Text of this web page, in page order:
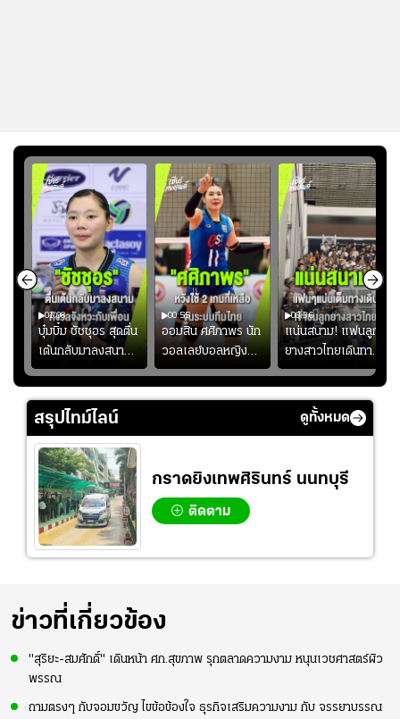
01:08
บุ๋มบิ๋ม ชัชชุอร สุดตื่น
เต้นกลับมาลงสนาม
ให้ทีมชาติ แอบกังวล
จังหวะไม่เข้ากับเพื่อน
00:55
ออมสิน ศศิภาพร นัก
วอลเลย์บอลหญิงทีม
ชาติไทย หวังใช้ 2
เกมที่เหลือ ปรับจู
00:36
แน่นสนาม! แฟนลูก
ยางสาวไทยเดินทาง
เข้ามาเชียร์สาวไทย
อย่างคึกคัก เพื่อให้
กำลังใจ ก่อนที่สาว
สรุปไทม์ไลน์ ดูทั้งหมด
กราดยิงเทพศิรินทร์ นนทบุรี
ติดตาม
ข่าวที่เกี่ยวข้อง
"สุริยะ-สมศักดิ์" เดินหน้า ศก.สุขภาพ รุกตลาดความงาม หนุนเวชศาสตร์ผิว
พรรณ
ถามตรงๆ กับจอมขวัญ ไขข้อข้องใจ ธุรกิจเสริมความงาม กับ จรรยาบรรณ